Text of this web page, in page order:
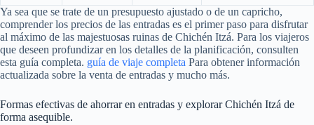
Ya sea que se trate de un presupuesto ajustado o de un capricho,
comprender los precios de las entradas es el primer paso para disfrutar
al máximo de las majestuosas ruinas de Chichén Itzá. Para los viajeros
que deseen profundizar en los detalles de la planificación, consulten
esta guía completa. guía de viaje completa Para obtener información
actualizada sobre la venta de entradas y mucho más.
Formas efectivas de ahorrar en entradas y explorar Chichén Itzá de
forma asequible.